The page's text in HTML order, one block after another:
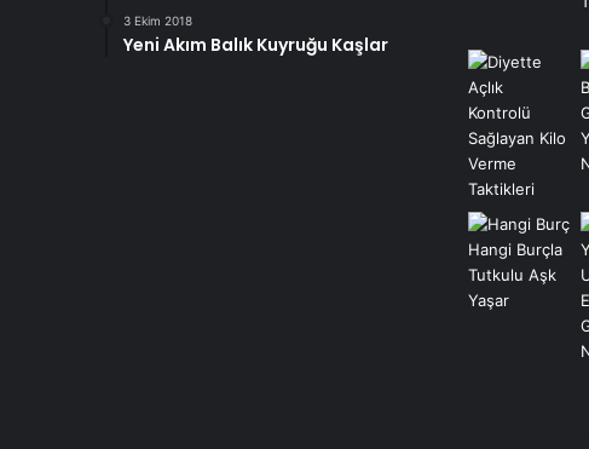
3 Ekim 2018
Yeni Akım Balık Kuyruğu Kaşlar